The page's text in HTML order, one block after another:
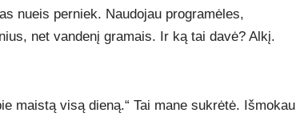
nueis perniek. Naudojau programėles,
net vandenį gramais. Ir ką tai davė? Alkį.
maistą visą dieną.“ Tai mane sukrėtė. Išmokau